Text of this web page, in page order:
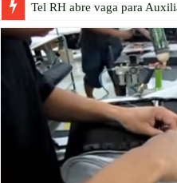
Tel RH abre vaga para